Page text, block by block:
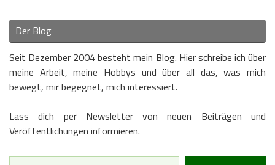
Der Blog
Seit Dezember 2004 besteht mein Blog. Hier schreibe ich über
meine Arbeit, meine Hobbys und über all das, was mich
bewegt, mir begegnet, mich interessiert.
Lass dich per Newsletter von neuen Beiträgen und
Veröffentlichungen informieren.
Type your email…